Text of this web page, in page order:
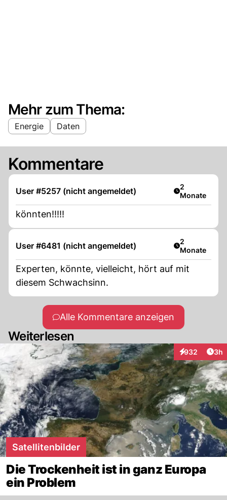
Mehr zum Thema:
Energie Daten
Kommentare
User #5257 (nicht angemeldet) Artikel
2
Monate
könnten!!!!!
User #6481 (nicht angemeldet) Artikel
2
Monate
Experten, könnte, vielleicht, hört auf mit
diesem Schwachsinn.
Alle Kommentare anzeigen
Weiterlesen
932
Interaktionen
3h
Satellitenbilder
Die Trockenheit ist in ganz Europa
ein Problem